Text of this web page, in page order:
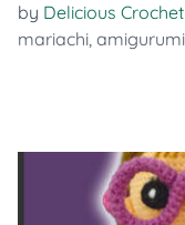
by Delicious Crochet
mariachi, amigurumi